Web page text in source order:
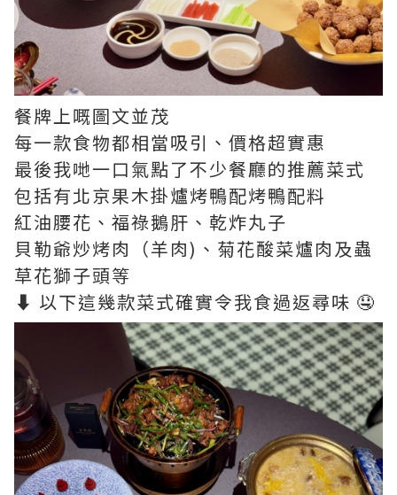
餐牌上嘅圖文並茂
每一款食物都相當吸引、價格超實惠
最後我哋一口氣點了不少餐廳的推薦菜式
包括有北京果木掛爐烤鴨配烤鴨配料
紅油腰花、福祿鵝肝、乾炸丸子
貝勒爺炒烤肉（羊肉)、菊花酸菜爐肉及蟲
草花獅子頭等
⬇ 以下這幾款菜式確實令我食過返尋味 🤤